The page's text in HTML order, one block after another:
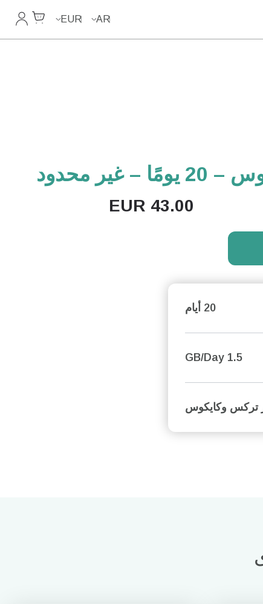
AR
EUR
حسابي
محدود
EUR 43.00
20 أيام
1.5 GB/Day
تركس وكايكوس